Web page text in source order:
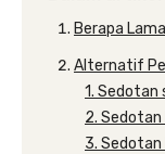
Berapa
Alternatif
1.
2.
3. Sedotan